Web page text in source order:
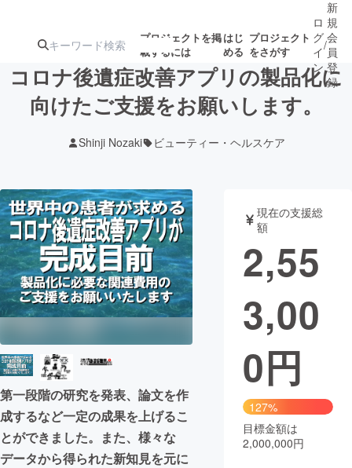
プロジェクトを掲
載するには
はじ
める
プロジェクト
をさがす
ターン
ジェクト
ロジェクト
アート・写真 音楽
テクノロジー・ガジェット ゲーム・サ
映像・映画
CAMPFIRE for Social Good
CAMPFIRE Creation
CAMPFIREふるさと納税machi-ya コミュニティ
ロ
グ
イ
ン
/
新
規
会
員
登
録
コロナ後遺症改善アプリの製品化に
向けたご支援をお願いします。
Shinji Nozaki ビューティー・ヘルスケア
第一段階の研究を発表、論文を作
成するなど一定の成果を上げるこ
とができました。また、様々な
データから得られた新知見を元に
現在の支援総
額
2,55
3,00
0円
127%
目標金額は
2,000,000円